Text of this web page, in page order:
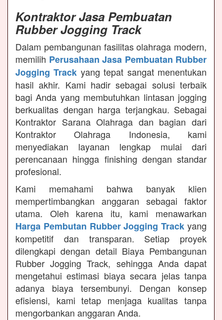
Kontraktor Jasa Pembuatan
Rubber Jogging Track
Dalam pembangunan fasilitas olahraga modern,
memilih Perusahaan Jasa Pembuatan Rubber
Jogging Track yang tepat sangat menentukan
hasil akhir. Kami hadir sebagai solusi terbaik
bagi Anda yang membutuhkan lintasan jogging
berkualitas dengan harga terjangkau. Sebagai
Kontraktor Sarana Olahraga dan bagian dari
Kontraktor Olahraga Indonesia, kami
menyediakan layanan lengkap mulai dari
perencanaan hingga finishing dengan standar
profesional.
Kami memahami bahwa banyak klien
mempertimbangkan anggaran sebagai faktor
utama. Oleh karena itu, kami menawarkan
Harga Pembutan Rubber Jogging Track yang
kompetitif dan transparan. Setiap proyek
dilengkapi dengan detail Biaya Pembangunan
Rubber Jogging Track, sehingga Anda dapat
mengetahui estimasi biaya secara jelas tanpa
adanya biaya tersembunyi. Dengan konsep
efisiensi, kami tetap menjaga kualitas tanpa
mengorbankan anggaran Anda.